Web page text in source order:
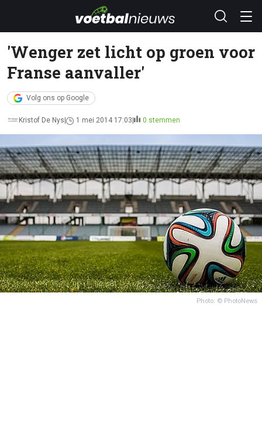
'Wenger zet licht op groen voor
Franse aanvaller'
Volg ons op Google
Kristof De Nys 1 mei 2014 17:03 0 stemmen
Photo: © PhotoNews